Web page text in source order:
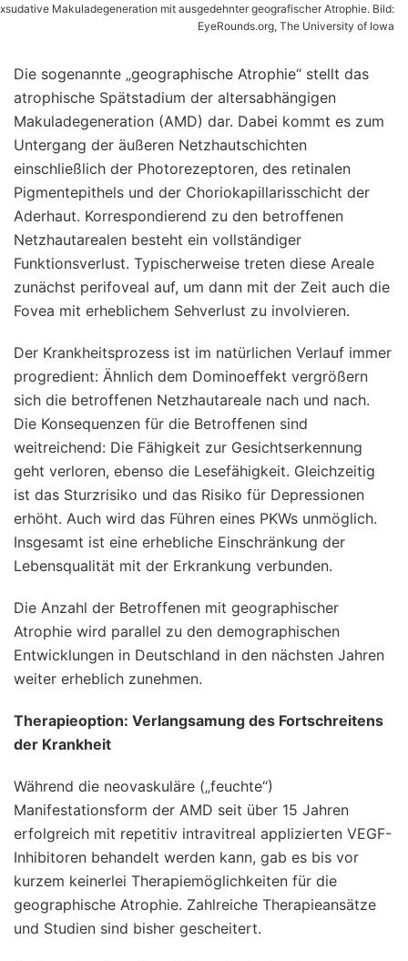
Makuladegeneration mit ausgedehnter geografischer Atrophie. Bild:
EyeRounds.org, The University of Iowa
Die sogenannte „geographische Atrophie“ stellt das
atrophische Spätstadium der altersabhängigen
Makuladegeneration (AMD) dar. Dabei kommt es zum
Untergang der äußeren Netzhautschichten
einschließlich der Photorezeptoren, des retinalen
Pigmentepithels und der Choriokapillarisschicht der
Aderhaut. Korrespondierend zu den betroffenen
Netzhautarealen besteht ein vollständiger
Funktionsverlust. Typischerweise treten diese Areale
zunächst perifoveal auf, um dann mit der Zeit auch die
Fovea mit erheblichem Sehverlust zu involvieren.
Der Krankheitsprozess ist im natürlichen Verlauf immer
progredient: Ähnlich dem Dominoeffekt vergrößern
sich die betroffenen Netzhautareale nach und nach.
Die Konsequenzen für die Betroffenen sind
weitreichend: Die Fähigkeit zur Gesichtserkennung
geht verloren, ebenso die Lesefähigkeit. Gleichzeitig
ist das Sturzrisiko und das Risiko für Depressionen
erhöht. Auch wird das Führen eines PKWs unmöglich.
Insgesamt ist eine erhebliche Einschränkung der
Lebensqualität mit der Erkrankung verbunden.
Die Anzahl der Betroffenen mit geographischer
Atrophie wird parallel zu den demographischen
Entwicklungen in Deutschland in den nächsten Jahren
weiter erheblich zunehmen.
Therapieoption: Verlangsamung des Fortschreitens
der Krankheit
Während die neovaskuläre („feuchte“)
Manifestationsform der AMD seit über 15 Jahren
erfolgreich mit repetitiv intravitreal applizierten VEGF-
Inhibitoren behandelt werden kann, gab es bis vor
kurzem keinerlei Therapiemöglichkeiten für die
geographische Atrophie. Zahlreiche Therapieansätze
und Studien sind bisher gescheitert.